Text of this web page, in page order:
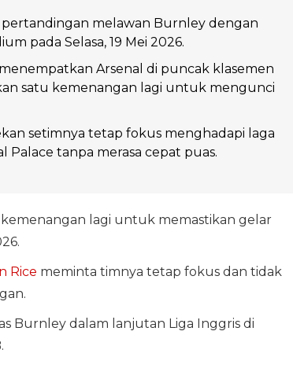
melawan Burnley dengan
pada Selasa, 19 Mei 2026.
Arsenal di puncak klasemen
satu kemenangan lagi untuk mengunci
setimnya tetap fokus menghadapi laga
Palace tanpa merasa cepat puas.
lagi untuk memastikan gelar
Rice meminta timnya tetap fokus dan tidak
Burnley dalam lanjutan Liga Inggris di